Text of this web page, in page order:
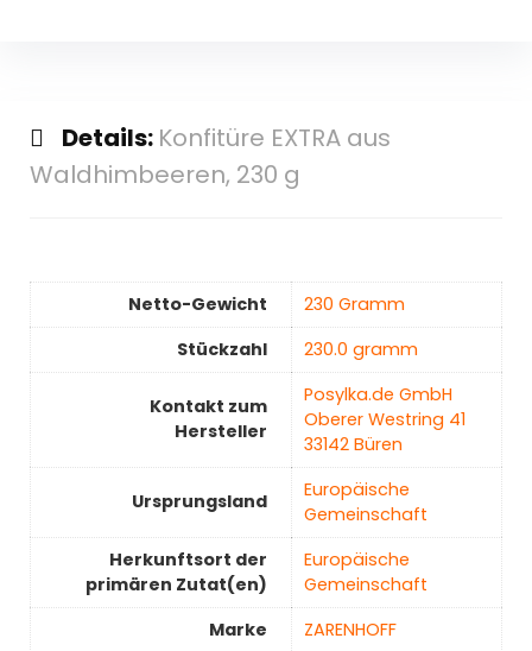
Details: Konfitüre EXTRA aus
Waldhimbeeren, 230 g
Netto-Gewicht
‎230 Gramm
Stückzahl
‎230.0 gramm
Kontakt zum
Hersteller
‎Posylka.de GmbH
Oberer Westring 41
33142 Büren
Ursprungsland
‎Europäische
Gemeinschaft
Herkunftsort der
primären Zutat(en)
‎Europäische
Gemeinschaft
Marke
‎ZARENHOFF